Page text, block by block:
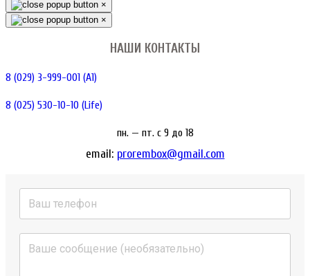
×
×
НАШИ КОНТАКТЫ
8 (029) 3-999-001 (A1)
8 (025) 530-10-10 (Life)
пн. — пт. c 9 до 18
email: prorembox@gmail.com